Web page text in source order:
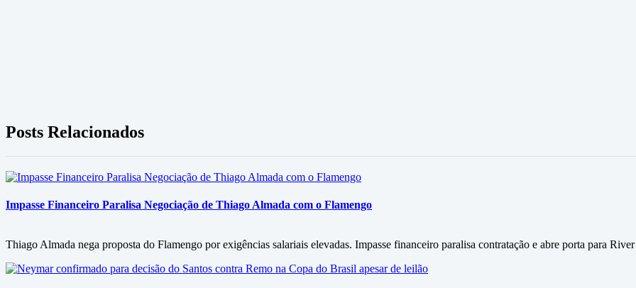
Posts Relacionados
Impasse Financeiro Paralisa Negociação de Thiago Almada com o Flamengo
Thiago Almada nega proposta do Flamengo por exigências salariais elevadas. Impasse financeiro paralisa contratação e abre porta para